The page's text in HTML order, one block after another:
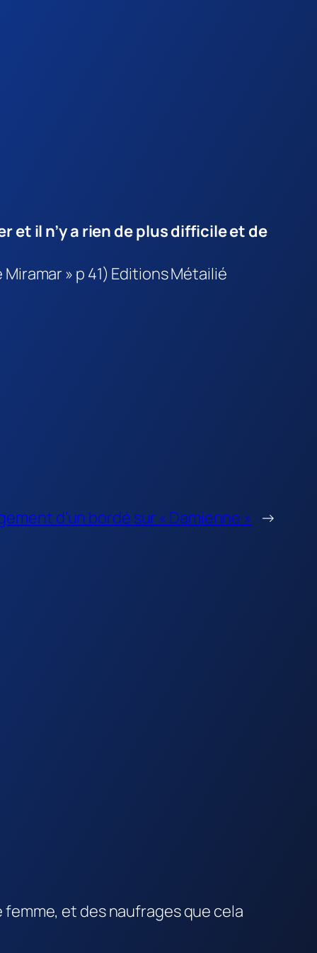
et il n’y a rien de plus difficile et de
» p 41) Editions Métailié
d’un bordé sur « Damienne » →
et des naufrages que cela